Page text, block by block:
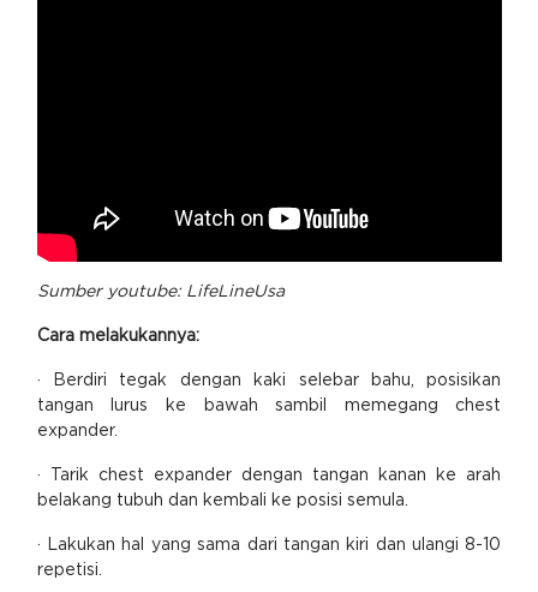
Sumber youtube: LifeLineUsa
Cara melakukannya:
· Berdiri tegak dengan kaki selebar bahu, posisikan
tangan lurus ke bawah sambil memegang chest
expander.
· Tarik chest expander dengan tangan kanan ke arah
belakang tubuh dan kembali ke posisi semula.
· Lakukan hal yang sama dari tangan kiri dan ulangi 8-10
repetisi.